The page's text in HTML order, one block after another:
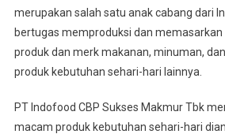
merupakan salah satu anak cabang dari
bertugas memproduksi dan
produk dan merk makanan, minuman,
produk kebutuhan sehari-hari lainnya.
PT Indofood CBP Sukses Makmur Tbk
macam produk kebutuhan sehari-hari